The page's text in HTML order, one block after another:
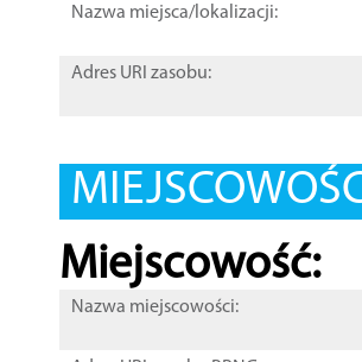
Nazwa miejsca/lokalizacji:
Adres URI zasobu:
Miejscowość:
Nazwa miejscowości: